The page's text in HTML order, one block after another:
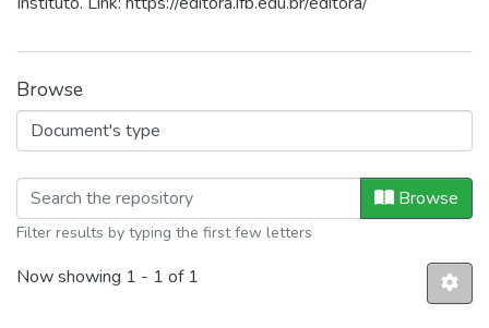
Browse
Browsing Editora IFB by Browse
Filter results by typing the first few letters
Now showing 1 - 1 of 1